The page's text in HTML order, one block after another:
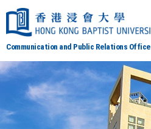
Communication and Public Relations Office